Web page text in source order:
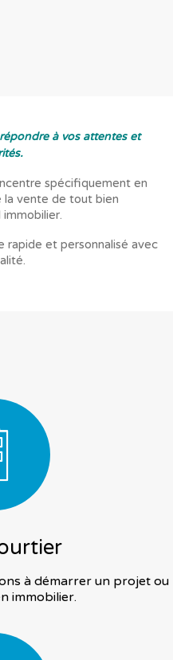
à vos attentes et
spécifiquement en
la vente de tout bien
rapide et personnalisé avec
à démarrer un projet ou
immobilier.